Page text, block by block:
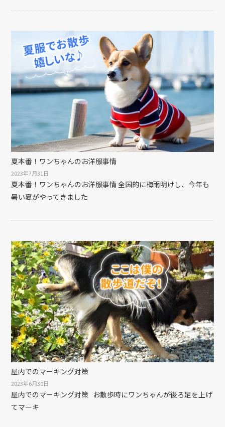
夏本番！ワンちゃんのお洋服事情
2023年7月31日
夏本番！ワンちゃんのお洋服事情 全国的に梅雨明けし、今年も
暑い夏がやってきました
屋内でのマーキング対策
2023年6月30日
屋内でのマーキング対策 お散歩時にワンちゃんが後ろ足を上げ
てマーキ